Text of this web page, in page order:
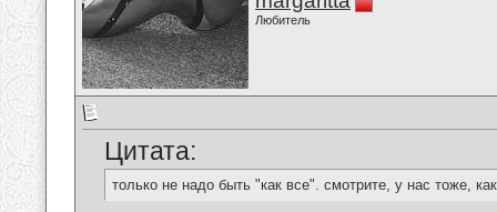
Любитель
Цитата:
только не надо быть "как все". смотрите, у нас тоже,